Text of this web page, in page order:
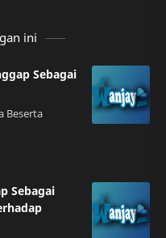
ini
Sebagai
Beserta
Sejarah
semua
Sebagai